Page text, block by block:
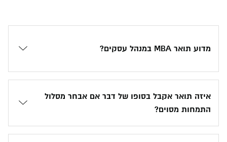
מדוע תואר MBA במנהל עסקים?
איזה תואר אקבל בסופו של דבר אם אבחר מסלול
התמחות מסוים?